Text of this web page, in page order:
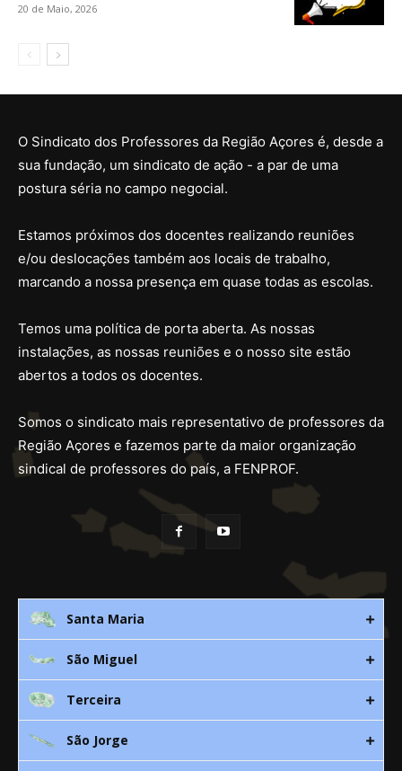
20 de Maio, 2026
O Sindicato dos Professores da Região Açores é, desde a
sua fundação, um sindicato de ação - a par de uma
postura séria no campo negocial.
Estamos próximos dos docentes realizando reuniões
e/ou deslocações também aos locais de trabalho,
marcando a nossa presença em quase todas as escolas.
Temos uma política de porta aberta. As nossas
instalações, as nossas reuniões e o nosso site estão
abertos a todos os docentes.
Somos o sindicato mais representativo de professores da
Região Açores e fazemos parte da maior organização
sindical de professores do país, a FENPROF.
Santa Maria
Rua 3. Leandres Chaves, 12C
296 882 118
smaria@spra.pt
São Miguel
Av. D. João lll, bloco A, nº10 – 3º
296 205 960
Terceira
Canada Nova 21
São Jorge